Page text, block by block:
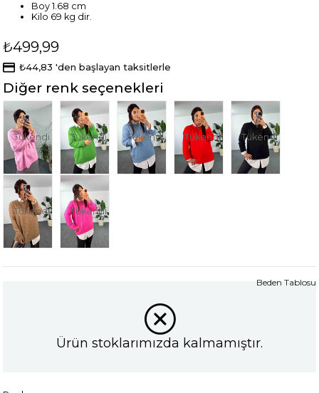
Boy 1.68 cm
Kilo 69 kg dir.
₺499,99
₺44,83 'den başlayan taksitlerle
Diğer renk seçenekleri
Tükendi Tükendi Tükendi Tükendi Tükendi
Tükendi Tükendi
Ürün stoklarımızda kalmamıştır.
Beden Tablosu